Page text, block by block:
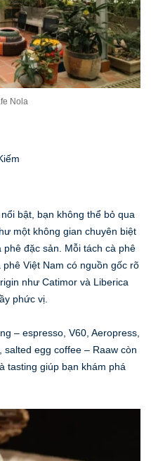
Nola
bật, bạn không thể bỏ qua
một không gian chuyên biệt
đặc sản. Mỗi tách cà phê
Việt Nam có nguồn gốc rõ
như Catimor và Liberica
phức vị.
– espresso, V60, Aeropress,
egg coffee – Raaw còn
tasting giúp bạn khám phá